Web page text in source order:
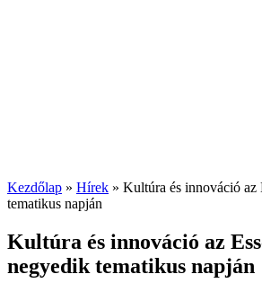
Kezdőlap » Hírek » Kultúra és innováció az
tematikus napján
Kultúra és innováció az
negyedik tematikus napján